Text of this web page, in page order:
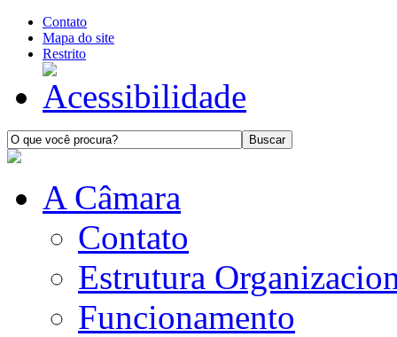
Contato
Mapa do site
Restrito
A Câmara
Contato
Estrutura
Funcionamento